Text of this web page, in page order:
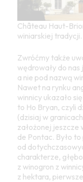
Château Haut-
winiarskiej tradycji.
Zwróćmy także
wędrowały do nas
a nie pod nazwą
Nawet na rynku
winnicy ukazało
to Ho Bryan, czyli
(dzisiaj w
założonej jeszcze
de Pontac. Było
od
charakterze,
z winogron z
z hektara,